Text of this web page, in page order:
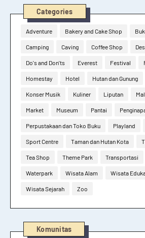
Categories
Adventure Bakery and Cake Shop
Camping Caving Coffee Shop
Do's and Don'ts Everest Festival
Homestay Hotel Hutan dan Gunung
Konser Musik Kuliner Liputan
Market Museum Pantai
Perpustakaan dan Toko Buku Playland
Sport Centre Taman dan Hutan Kota
Tea Shop Theme Park Transportasi
Waterpark Wisata Alam Wisata
Wisata Sejarah Zoo
Komunitas